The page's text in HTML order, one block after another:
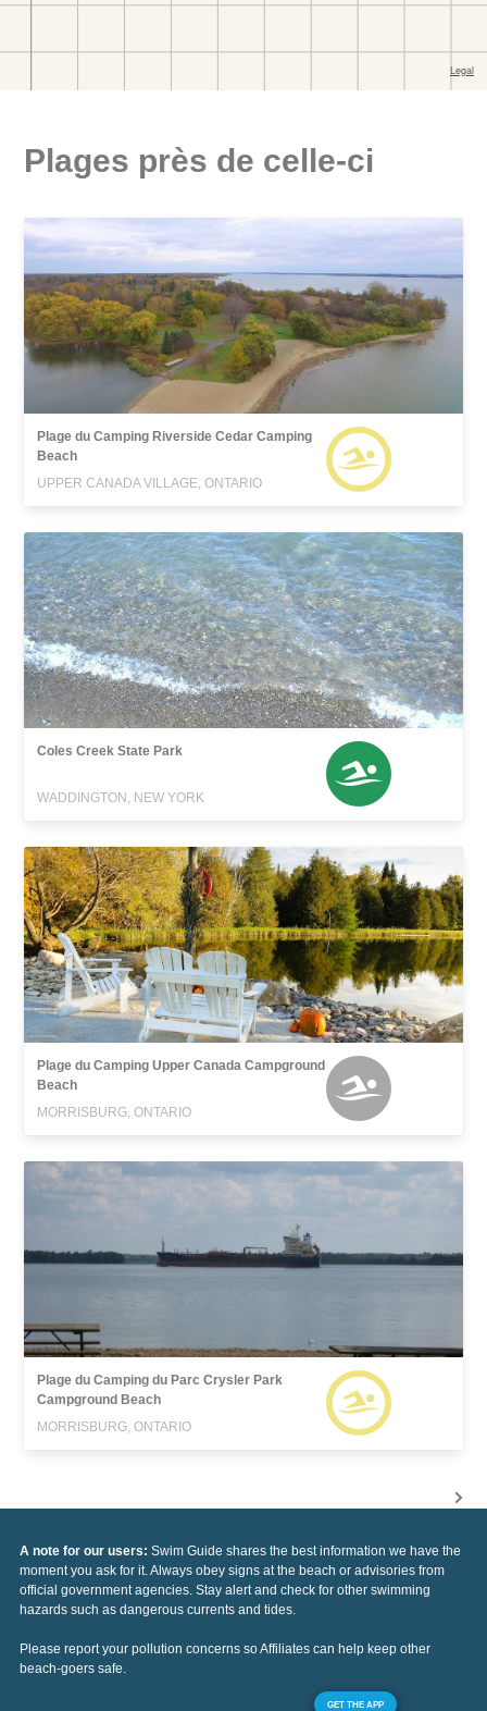
Plages près de celle-ci
Plage du Camping Riverside Cedar Camping
Beach
UPPER CANADA VILLAGE, ONTARIO
Coles Creek State Park
WADDINGTON, NEW YORK
Plage du Camping Upper Canada Campground
Beach
MORRISBURG, ONTARIO
Plage du Camping du Parc Crysler Park
Campground Beach
MORRISBURG, ONTARIO
A note for our users: Swim Guide shares the best information we have the
moment you ask for it. Always obey signs at the beach or advisories from
official government agencies. Stay alert and check for other swimming
hazards such as dangerous currents and tides.
Please report your pollution concerns so Affiliates can help keep other
beach-goers safe.
GET THE APP